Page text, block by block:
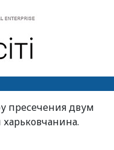
пресечения двум